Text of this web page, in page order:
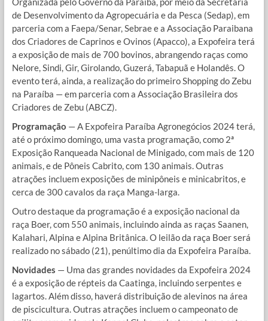
de Desenvolvimento da Agropecuária e da Pesca (Sedap), em
parceria com a Faepa/Senar, Sebrae e a Associação Paraibana
dos Criadores de Caprinos e Ovinos (Apacco), a Expofeira terá
a exposição de mais de 700 bovinos, abrangendo raças como
Nelore, Sindi, Gir, Girolando, Guzerá, Tabapuã e Holandês. O
evento terá, ainda, a realização do primeiro Shopping do Zebu
na Paraíba — em parceria com a Associação Brasileira dos
Criadores de Zebu (ABCZ).
Programação — A Expofeira Paraíba Agronegócios 2024 terá,
até o próximo domingo, uma vasta programação, como 2ª
Exposição Ranqueada Nacional de Minigado, com mais de 120
animais, e de Pôneis Cabrito, com 130 animais. Outras
atrações incluem exposições de minipôneis e minicabritos, e
cerca de 300 cavalos da raça Manga-larga.
Outro destaque da programação é a exposição nacional da
raça Boer, com 550 animais, incluindo ainda as raças Saanen,
Kalahari, Alpina e Alpina Britânica. O leilão da raça Boer será
realizado no sábado (21), penúltimo dia da Expofeira Paraíba.
Novidades — Uma das grandes novidades da Expofeira 2024
é a exposição de répteis da Caatinga, incluindo serpentes e
lagartos. Além disso, haverá distribuição de alevinos na área
de piscicultura. Outras atrações incluem o campeonato de